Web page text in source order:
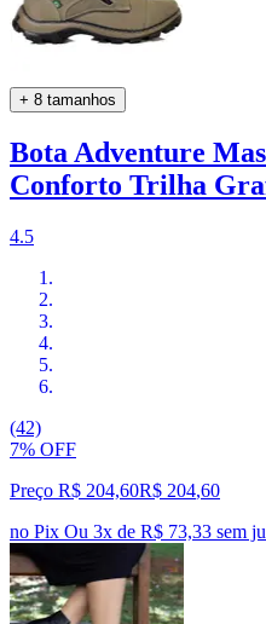
+ 8 tamanhos
Bota Adventure
Conforto Trilha
4.5
(42)
7% OFF
Preço R$ 204,60R$ 204,60
no Pix Ou 3x de R$ 73,33 sem